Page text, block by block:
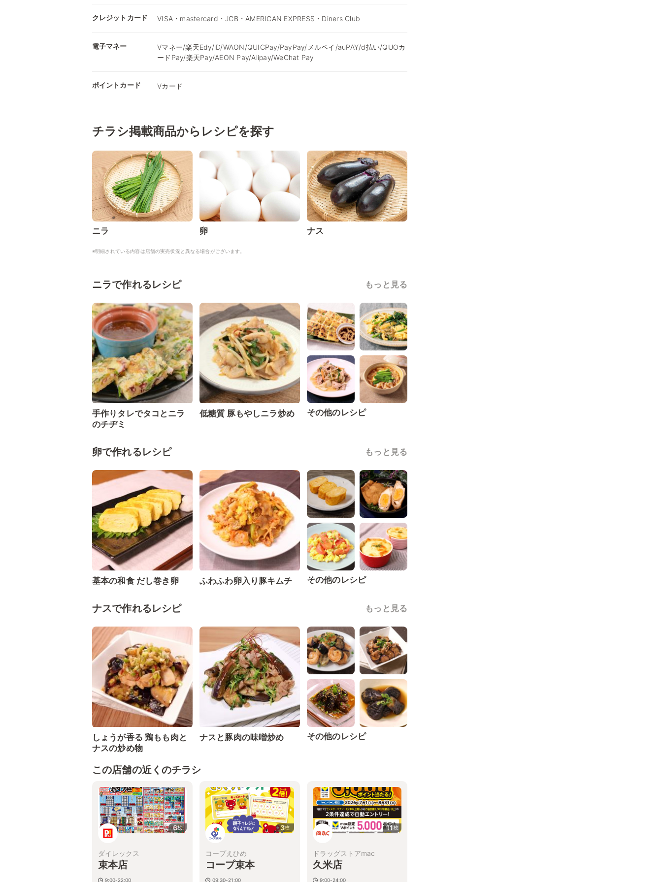
クレジットカード VISA・mastercard・JCB・AMERICAN EXPRESS・Diners Club
電子マネー
Vマネー/楽天Edy/iD/WAON/QUICPay/PayPay/メルペイ/auPAY/d払い/QUOカ
ードPay/楽天Pay/AEON Pay/Alipay/WeChat Pay
ポイントカード Vカード
チラシ掲載商品からレシピを探す
ニラ 卵 ナス
※明細されている内容は店舗の実売状況と異なる場合がございます。
ニラで作れるレシピ もっと見る
手作りタレでタコとニラ
のチヂミ
低糖質 豚もやしニラ炒め その他のレシピ
卵で作れるレシピ もっと見る
基本の和食 だし巻き卵 ふわふわ卵入り豚キムチ その他のレシピ
ナスで作れるレシピ もっと見る
しょうが香る 鶏もも肉と
ナスの炒め物
ナスと豚肉の味噌炒め その他のレシピ
この店舗の近くのチラシ
6枚
ダイレックス
束本店
9:00-22:00
3枚
コープえひめ
コープ束本
09:30-21:00
11枚
ドラッグストアmac
久米店
9:00-24:00